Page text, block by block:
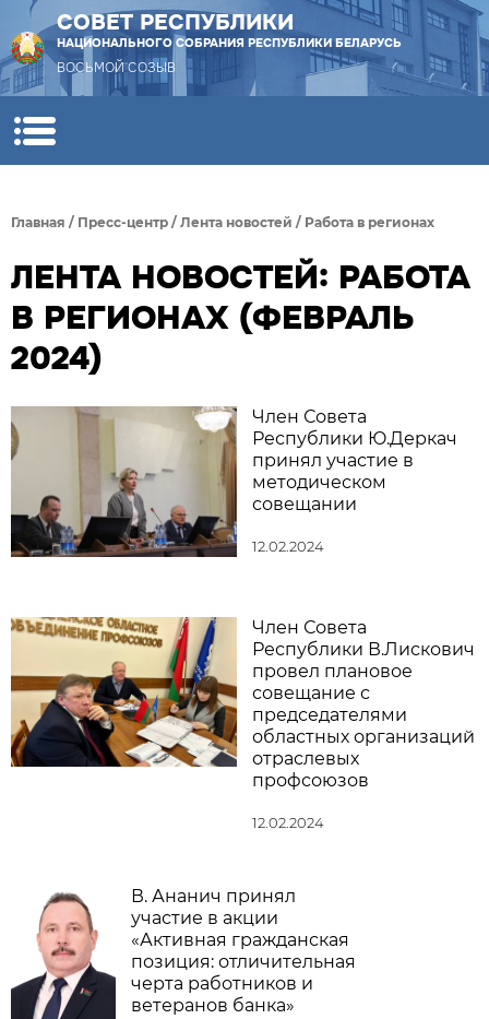
СОВЕТ РЕСПУБЛИКИ
НАЦИОНАЛЬНОГО СОБРАНИЯ РЕСПУБЛИКИ БЕЛАРУСЬ
ВОСЬМОЙ СОЗЫВ
Главная / Пресс-центр / Лента новостей / Работа в регионах
ЛЕНТА НОВОСТЕЙ: РАБОТА
В РЕГИОНАХ (ФЕВРАЛЬ
2024)
Член Совета
Республики Ю.Деркач
принял участие в
методическом
совещании
12.02.2024
Член Совета
Республики В.Лискович
провел плановое
совещание с
председателями
областных организаций
отраслевых
профсоюзов
12.02.2024
В. Ананич принял
участие в акции
«Активная гражданская
позиция: отличительная
черта работников и
ветеранов банка»